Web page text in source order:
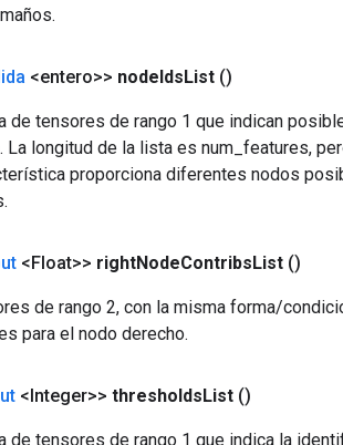
<entero>> nodeIdsList ()
de tensores de rango 1 que indican
La longitud de la lista es num_features,
proporciona diferentes nodos
<Float>> rightNodeContribsList ()
de rango 2, con la misma forma/
para el nodo derecho.
<Integer>> thresholdsList ()
de tensores de rango 1 que indica la